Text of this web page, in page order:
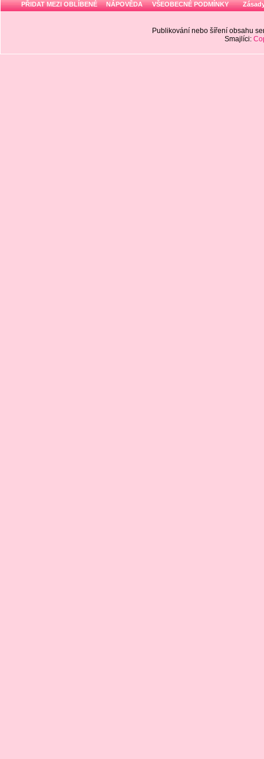
PŘIDAT MEZI OBLÍBENÉ NÁPOVĚDA VŠEOBECNÉ PODMÍNKY
Publikování nebo šíření obsahu
Smajlíci: